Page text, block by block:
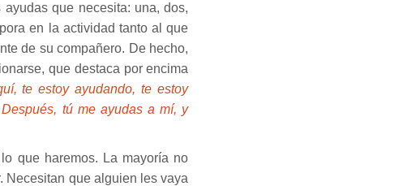
que necesita: una, dos,
en la actividad tanto al que
de su compañero. De hecho,
que destaca por encima
te estoy ayudando, te estoy
tú me ayudas a mí, y
que haremos. La mayoría no
Necesitan que alguien les vaya